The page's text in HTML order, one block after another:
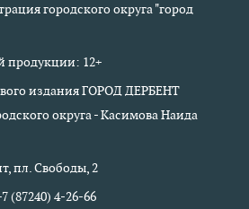
городского округа "город
продукции: 12+
издания ГОРОД ДЕРБЕНТ
округа - Касимова Наида
пл. Свободы, 2
(87240) 4-26-66